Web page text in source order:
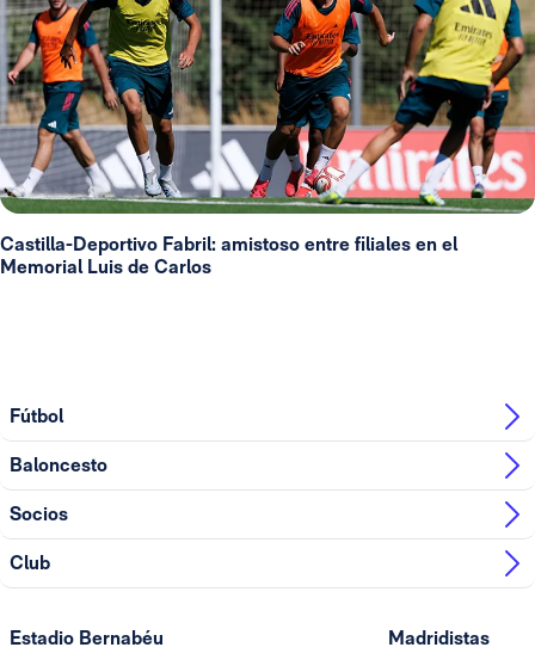
Castilla-Deportivo Fabril: amistoso entre filiales en el
Memorial Luis de Carlos
Fútbol
Baloncesto
Socios
Club
Estadio Bernabéu Madridistas